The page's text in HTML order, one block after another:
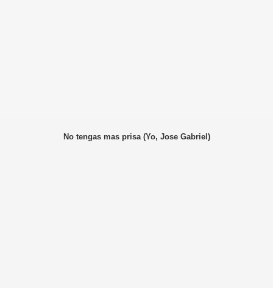
No tengas mas prisa (Yo, Jose Gabriel)